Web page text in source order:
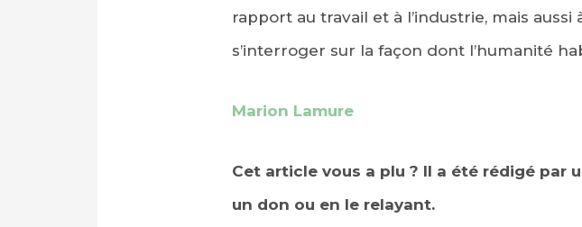
rapport au travail et à l’industrie, mais
s’interroger sur la façon dont l’humanité
Marion Lamure
Cet article vous a plu ? Il a été rédigé par
un don ou en le relayant.